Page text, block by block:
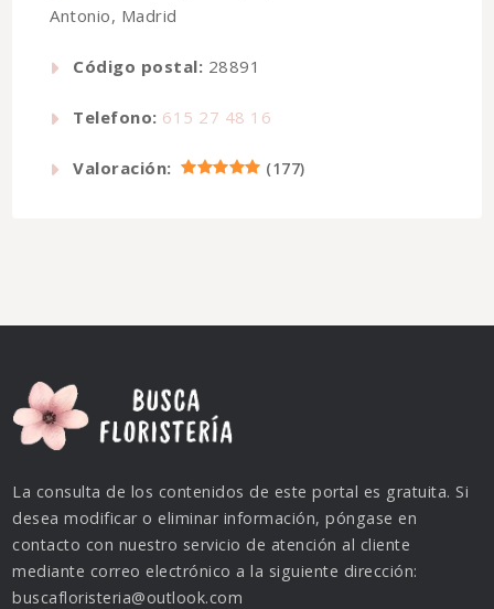
Antonio, Madrid
Código postal: 28891
Telefono: 615 27 48 16
Valoración: (177)
La consulta de los contenidos de este portal es gratuita. Si
desea modificar o eliminar información, póngase en
contacto con nuestro servicio de atención al cliente
mediante correo electrónico a la siguiente dirección:
buscafloristeria@outlook.com